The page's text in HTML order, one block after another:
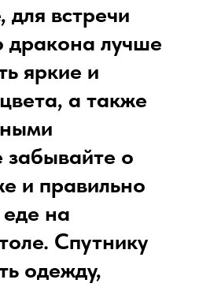
для встречи
дракона лучше
яркие и
а также
о
и правильно
на
Спутнику
одежду,